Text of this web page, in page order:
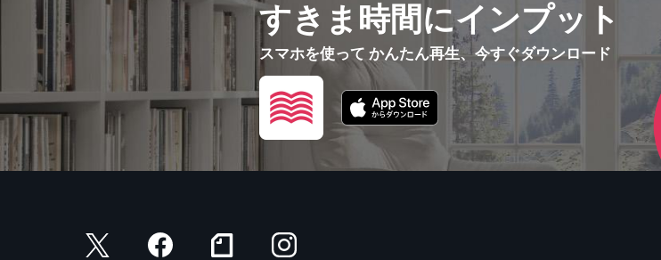
すきま時間にインプット
スマホを使って かんたん再生、今すぐダウンロード